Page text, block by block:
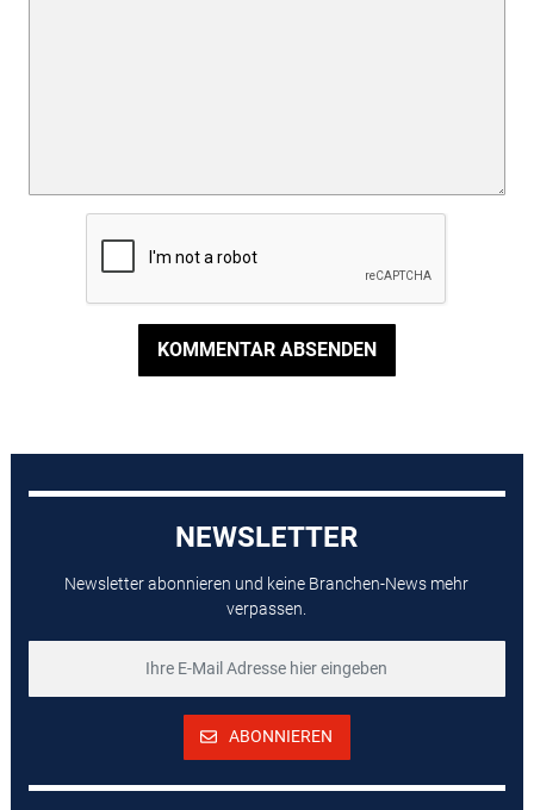
KOMMENTAR ABSENDEN
NEWSLETTER
Newsletter abonnieren und keine Branchen-News mehr
verpassen.
ABONNIEREN